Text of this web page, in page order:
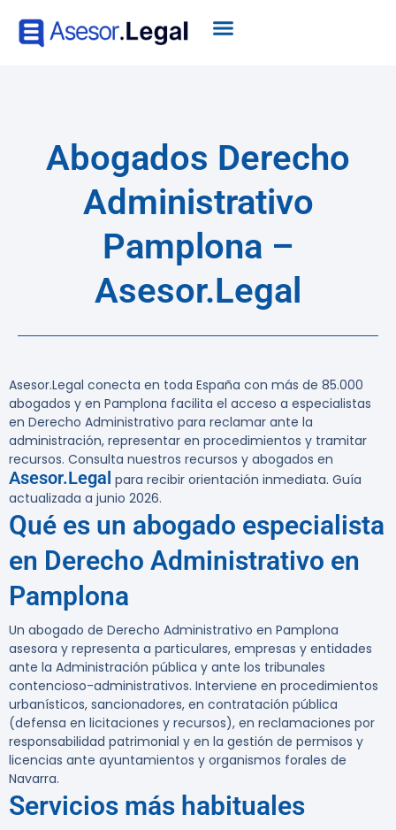
Abogados Derecho
Administrativo
Pamplona –
Asesor.Legal
Asesor.Legal conecta en toda España con más de 85.000
abogados y en Pamplona facilita el acceso a especialistas
en Derecho Administrativo para reclamar ante la
administración, representar en procedimientos y tramitar
recursos. Consulta nuestros recursos y abogados en
Asesor.Legal para recibir orientación inmediata. Guía
actualizada a junio 2026.
Qué es un abogado especialista
en Derecho Administrativo en
Pamplona
Un abogado de Derecho Administrativo en Pamplona
asesora y representa a particulares, empresas y entidades
ante la Administración pública y ante los tribunales
contencioso-administrativos. Interviene en procedimientos
urbanísticos, sancionadores, en contratación pública
(defensa en licitaciones y recursos), en reclamaciones por
responsabilidad patrimonial y en la gestión de permisos y
licencias ante ayuntamientos y organismos forales de
Navarra.
Servicios más habituales